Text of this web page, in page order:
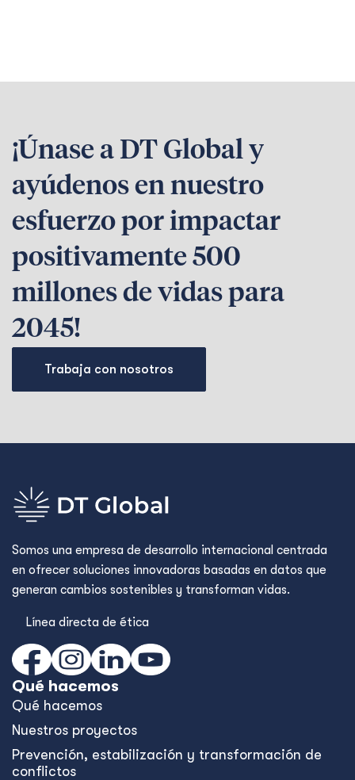
¡Únase a DT Global y
ayúdenos en nuestro
esfuerzo por impactar
positivamente 500
millones de vidas para
2045!
Trabaja con nosotros
Somos una empresa de desarrollo internacional centrada
en ofrecer soluciones innovadoras basadas en datos que
generan cambios sostenibles y transforman vidas.
Línea directa de ética
Qué hacemos
Qué hacemos
Nuestros proyectos
Prevención, estabilización y transformación de
conflictos